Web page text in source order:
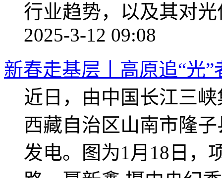
行业趋势，以及其对
2025-3-12 09:08
新春走基层丨高原追“光”
近日，由中国长江三
西藏自治区山南市隆
发电。图为1月18日，